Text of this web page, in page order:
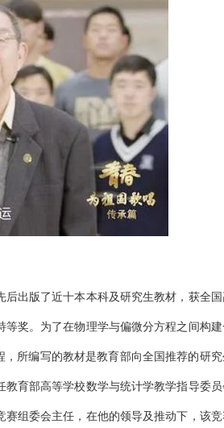
出版了近十本本科及研究生教材，获全
奖。为了在物理学与偏微分方程之间构
所编写的教材是教育部向全国推荐的研
育部高等学校数学与统计学教学指导委
组委会主任，在他的领导及推动下，该